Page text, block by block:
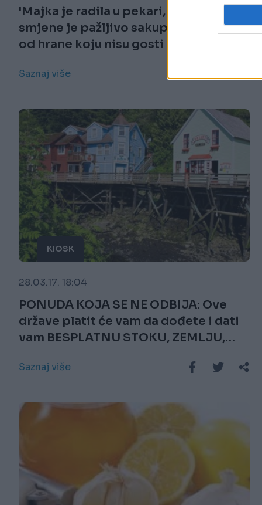
'Majka je radila u pekari, tokom
smjene je pažljivo sakupljala ostatke
od hrane koju nisu gosti pojeli i
Saznaj više
KIOSK
28.03.17. 18:04
PONUDA KOJA SE NE ODBIJA: Ove
države platit će vam da dođete i dati
vam BESPLATNU STOKU, ZEMLJU,
Saznaj više